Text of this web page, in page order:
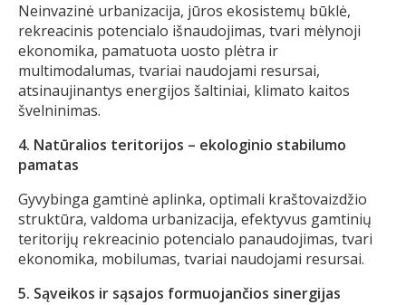
Neinvazinė urbanizacija, jūros ekosistemų būklė,
rekreacinis potencialo išnaudojimas, tvari mėlynoji
ekonomika, pamatuota uosto plėtra ir
multimodalumas, tvariai naudojami resursai,
atsinaujinantys energijos šaltiniai, klimato kaitos
švelninimas.
4. Natūralios teritorijos – ekologinio stabilumo
pamatas
Gyvybinga gamtinė aplinka, optimali kraštovaizdžio
struktūra, valdoma urbanizacija, efektyvus gamtinių
teritorijų rekreacinio potencialo panaudojimas, tvari
ekonomika, mobilumas, tvariai naudojami resursai.
5. Sąveikos ir sąsajos formuojančios sinergijas